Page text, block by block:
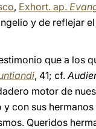
, Exhort. ap.
y de reflejar
que a los
, 41; cf.
motor de
con sus hermanos
Queridos